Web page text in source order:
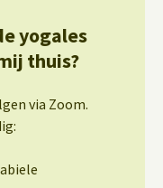
yogales
thuis?
via Zoom.